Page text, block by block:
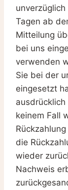
Tagen ab
Mitteilung
bei uns
verwenden
Sie bei der
eingesetzt
keinem Fall
die
wieder
Nachweis